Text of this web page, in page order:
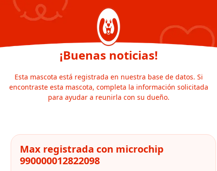
¡Buenas noticias!
Esta mascota está registrada en nuestra base de datos. Si
encontraste esta mascota, completa la información solicitada
para ayudar a reunirla con su dueño.
Max registrada con microchip
990000012822098